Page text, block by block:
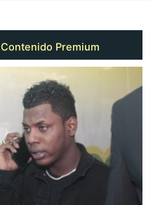
Contenido Premium